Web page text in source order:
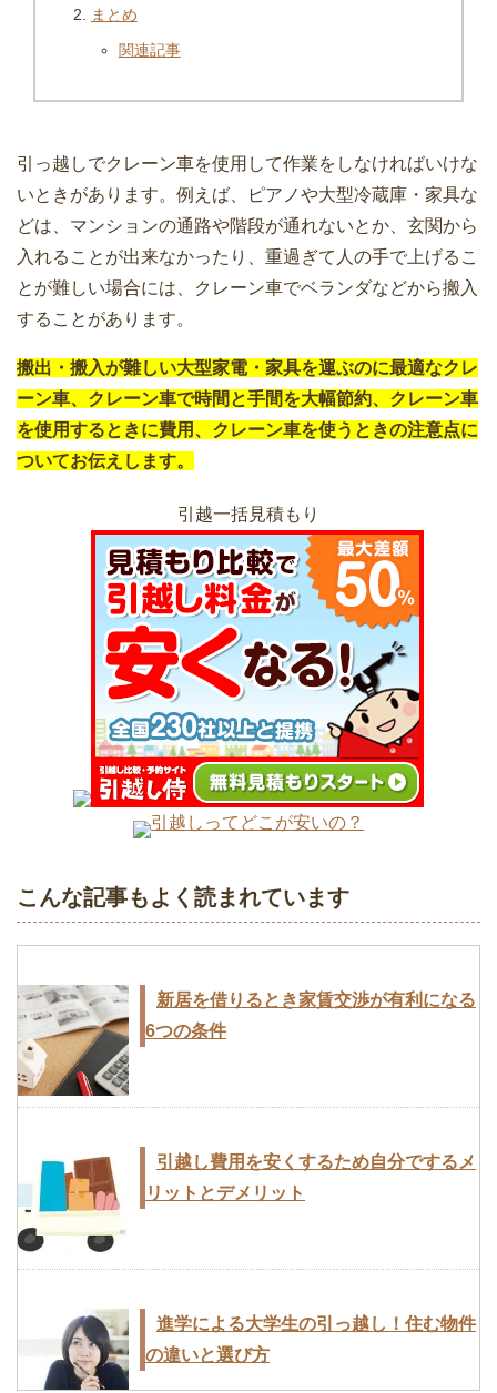
まとめ
関連記事
引っ越しでクレーン車を使用して作業をしなければいけな
いときがあります。例えば、ピアノや大型冷蔵庫・家具な
どは、マンションの通路や階段が通れないとか、玄関から
入れることが出来なかったり、重過ぎて人の手で上げるこ
とが難しい場合には、クレーン車でベランダなどから搬入
することがあります。
搬出・搬入が難しい大型家電・家具を運ぶのに最適なクレ
ーン車、クレーン車で時間と手間を大幅節約、クレーン車
を使用するときに費用、クレーン車を使うときの注意点に
ついてお伝えします。
引越一括見積もり
引越しってどこが安いの？
こんな記事もよく読まれています
新居を借りるとき家賃交渉が有利になる
6つの条件
引越し費用を安くするため自分でするメ
リットとデメリット
進学による大学生の引っ越し！住む物件
の違いと選び方